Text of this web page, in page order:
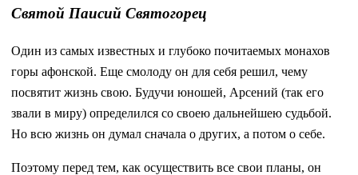
Святой Паисий Святогорец
Один из самых известных и глубоко почитаемых монахов
горы афонской. Еще смолоду он для себя решил, чему
посвятит жизнь свою. Будучи юношей, Арсений (так его
звали в миру) определился со своею дальнейшею судьбой.
Но всю жизнь он думал сначала о других, а потом о себе.
Поэтому перед тем, как осуществить все свои планы, он